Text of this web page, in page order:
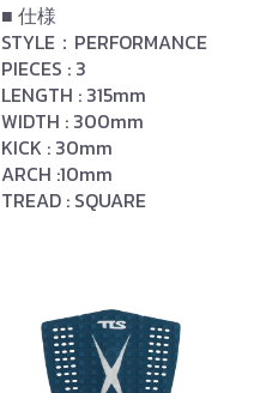
■ 仕様
STYLE：PERFORMANCE
PIECES : 3
LENGTH : 315mm
WIDTH : 300mm
KICK : 30mm
ARCH :10mm
TREAD : SQUARE